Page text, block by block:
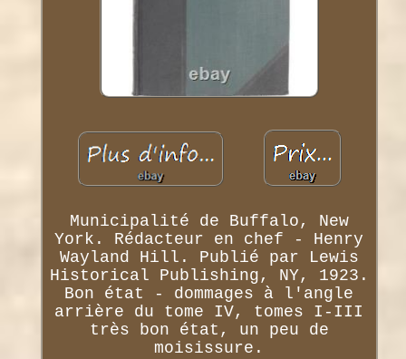
Municipalité de Buffalo, New
York. Rédacteur en chef - Henry
Wayland Hill. Publié par Lewis
Historical Publishing, NY, 1923.
Bon état - dommages à l'angle
arrière du tome IV, tomes I-III
très bon état, un peu de
moisissure.